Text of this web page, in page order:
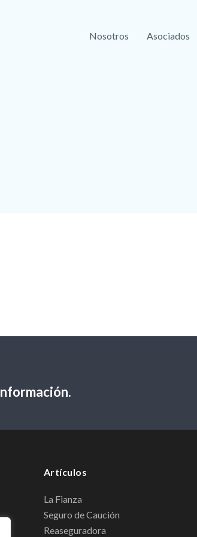
Nosotros Asociados
Artículos
La Fianza
Seguro de Caución
Reaseguradora